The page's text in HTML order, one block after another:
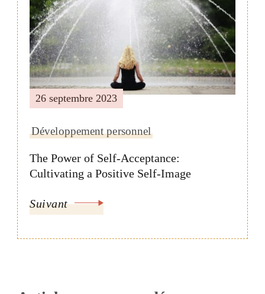
26 septembre 2023
Développement personnel
The Power of Self-Acceptance:
Cultivating a Positive Self-Image
Suivant